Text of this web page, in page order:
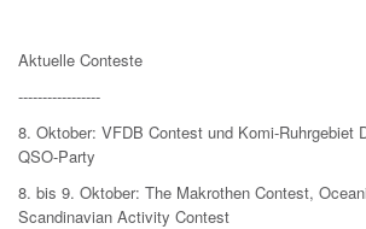
Aktuelle Conteste
-----------------
8. Oktober: VFDB Contest und Komi-Ruhrgebiet
QSO-Party
8. bis 9. Oktober: The Makrothen Contest,
Scandinavian Activity Contest